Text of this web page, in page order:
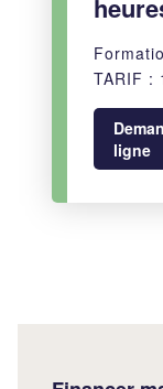
TARIF :
ligne